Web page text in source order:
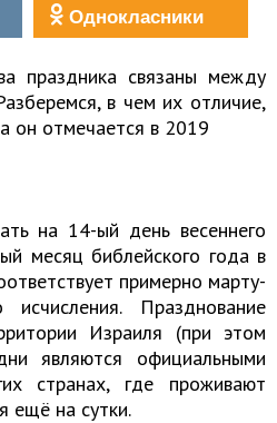
Однокласники
праздника связаны между
в чем их отличие,
он отмечается в 2019
на 14-ый день весеннего
месяц библейского года в
примерно марту-
исчисления. Празднование
Израиля (при этом
являются официальными
странах, где проживают
ещё на сутки.